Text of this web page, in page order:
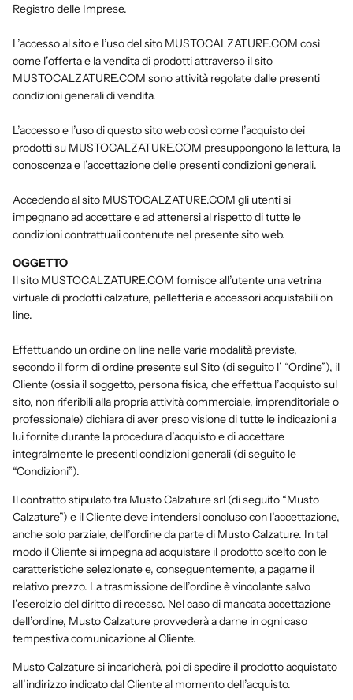
Registro delle Imprese.
L’accesso al sito e l’uso del sito MUSTOCALZATURE.COM così
come l’offerta e la vendita di prodotti attraverso il sito
MUSTOCALZATURE.COM sono attività regolate dalle presenti
condizioni generali di vendita.
L’accesso e l’uso di questo sito web così come l’acquisto dei
prodotti su MUSTOCALZATURE.COM presuppongono la lettura, la
conoscenza e l’accettazione delle presenti condizioni generali.
Accedendo al sito MUSTOCALZATURE.COM gli utenti si
impegnano ad accettare e ad attenersi al rispetto di tutte le
condizioni contrattuali contenute nel presente sito web.
OGGETTO
Il sito MUSTOCALZATURE.COM fornisce all’utente una vetrina
virtuale di prodotti calzature, pelletteria e accessori acquistabili on
line.
Effettuando un ordine on line nelle varie modalità previste,
secondo il form di ordine presente sul Sito (di seguito l’ “Ordine”), il
Cliente (ossia il soggetto, persona fisica, che effettua l’acquisto sul
sito, non riferibili alla propria attività commerciale, imprenditoriale o
professionale) dichiara di aver preso visione di tutte le indicazioni a
lui fornite durante la procedura d’acquisto e di accettare
integralmente le presenti condizioni generali (di seguito le
“Condizioni”).
Il contratto stipulato tra Musto Calzature srl (di seguito “Musto
Calzature”) e il Cliente deve intendersi concluso con l’accettazione,
anche solo parziale, dell’ordine da parte di Musto Calzature. In tal
modo il Cliente si impegna ad acquistare il prodotto scelto con le
caratteristiche selezionate e, conseguentemente, a pagarne il
relativo prezzo. La trasmissione dell’ordine è vincolante salvo
l’esercizio del diritto di recesso. Nel caso di mancata accettazione
dell’ordine, Musto Calzature provvederà a darne in ogni caso
tempestiva comunicazione al Cliente.
Musto Calzature si incaricherà, poi di spedire il prodotto acquistato
all’indirizzo indicato dal Cliente al momento dell’acquisto.